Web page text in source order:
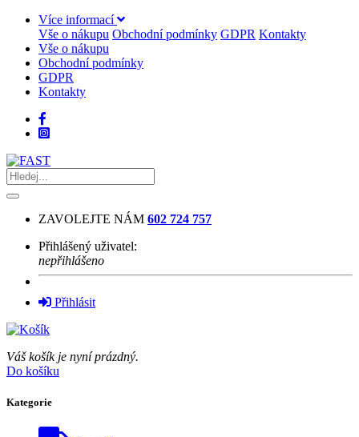
Více informací
Vše o nákupu Obchodní podmínky GDPR Kontakty
Vše o nákupu
Obchodní podmínky
GDPR
Kontakty
ZAVOLEJTE NÁM 602 724 757
Přihlášený uživatel:
nepřihlášeno
Přihlásit
Váš košík je nyní prázdný.
Do košíku
Kategorie